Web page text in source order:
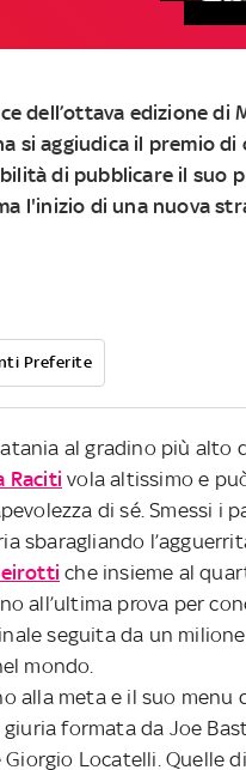
dell’ottava edizione di
si aggiudica il premio
di pubblicare il suo
l'inizio di una nuova
Preferite
al gradino più alto
Raciti vola altissimo e
di sé. Smessi i
sbaragliando
che insieme al
all’ultima prova per
seguita da un
mondo.
alla meta e il suo menu
formata da Joe
Locatelli. Quelle